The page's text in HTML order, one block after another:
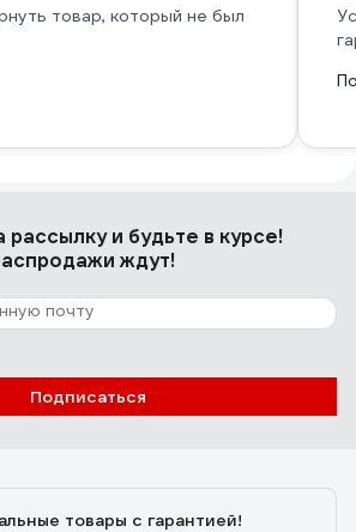
товар, который не был
рассылкуи будьте в курсе!
ждут!
Подписаться
товары с гарантией!